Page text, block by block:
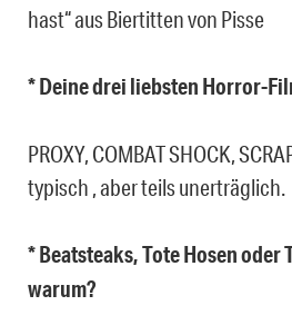
hast“ aus Biertitten von Pisse
* Deine drei liebsten Horror-
PROXY, COMBAT SHOCK,
typisch , aber teils unerträglich.
* Beatsteaks, Tote Hosen oder
warum?